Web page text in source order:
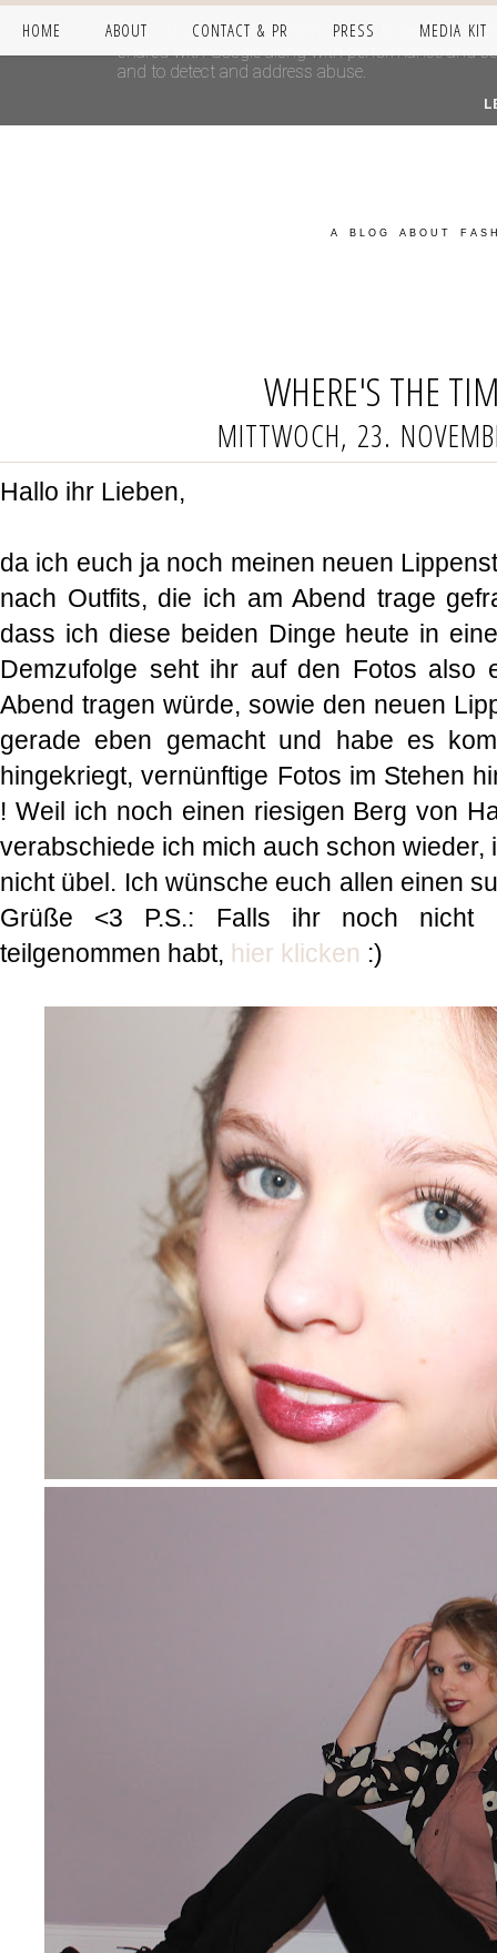
HOME ABOUT CONTACT & PR PRESS MEDIA KIT
A BLOG ABOUT
WHERE'S THE
MITTWOCH, 23.
Hallo ihr Lieben,
da ich euch ja noch meinen neuen
nach Outfits, die ich am Abend trage
dass ich diese beiden Dinge heute in
Demzufolge seht ihr auf den Fotos also
Abend tragen würde, sowie den neuen
gerade eben gemacht und habe es
hingekriegt, vernünftige Fotos im Stehen
! Weil ich noch einen riesigen Berg von
verabschiede ich mich auch schon wieder,
nicht übel. Ich wünsche euch allen einen
Grüße <3 P.S.: Falls ihr noch nicht
teilgenommen habt, hier klicken :)
This site uses cookies from Google to deliver its
shared with Google along with performance and
and to detect and address abuse.